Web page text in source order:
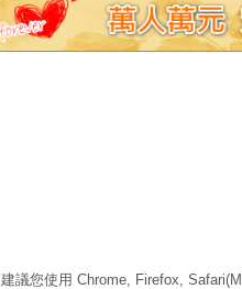
建議您使用 Chrome, Firefox,